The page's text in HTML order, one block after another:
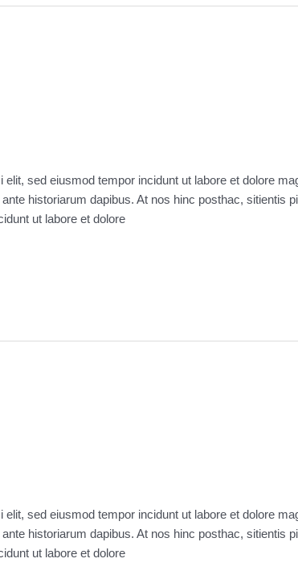
sed eiusmod tempor incidunt ut labore et dolore
historiarum dapibus. At nos hinc posthac, sitientis
ut labore et dolore
sed eiusmod tempor incidunt ut labore et dolore
historiarum dapibus. At nos hinc posthac, sitientis
ut labore et dolore